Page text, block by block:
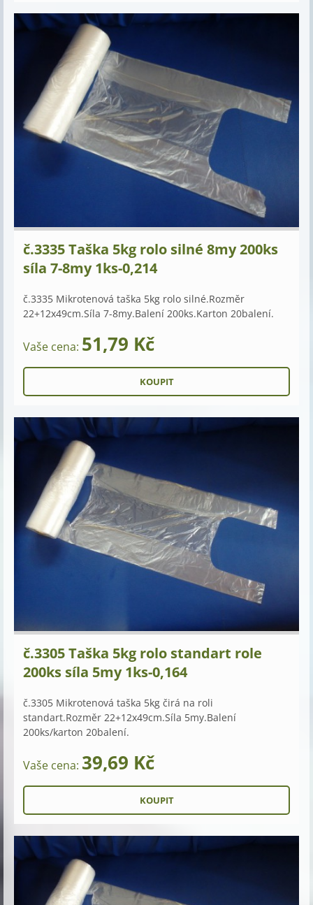
č.3335 Taška 5kg rolo silné 8my 200ks
síla 7-8my 1ks-0,214
č.3335 Mikrotenová taška 5kg rolo silné.Rozměr
22+12x49cm.Síla 7-8my.Balení 200ks.Karton 20balení.
Vaše cena: 51,79 Kč
č.3305 Taška 5kg rolo standart role
200ks síla 5my 1ks-0,164
č.3305 Mikrotenová taška 5kg čirá na roli
standart.Rozměr 22+12x49cm.Síla 5my.Balení
200ks/karton 20balení.
Vaše cena: 39,69 Kč